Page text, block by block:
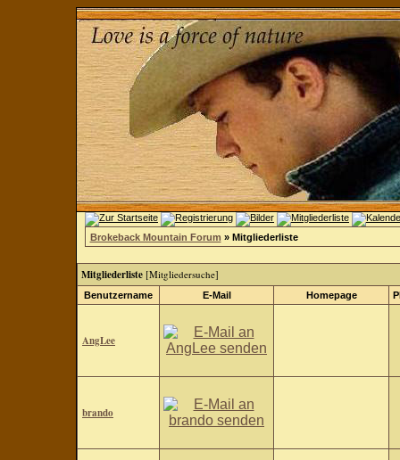
Brokeback Mountain Forum » Mitgliederliste
Mitgliederliste [Mitgliedersuche]
Benutzername E-Mail Homepage
AngLee
brando